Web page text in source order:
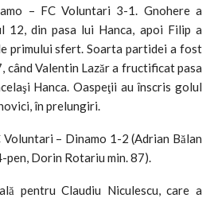
– FC Voluntari 3-1. Gnohere a
12, din pasa lui Hanca, apoi Filip a
primului sfert. Soarta partidei a fost
când Valentin Lazăr a fructificat pasa
Hanca. Oaspeţii au înscris golul
în prelungiri.
– Dinamo 1-2 (Adrian Bălan
pen, Dorin Rotariu min. 87).
pentru Claudiu Niculescu, care a